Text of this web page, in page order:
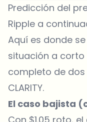
Predicción del
Ripple a
Aquí es donde
situación a
completo de dos
CLARITY.
El caso bajista